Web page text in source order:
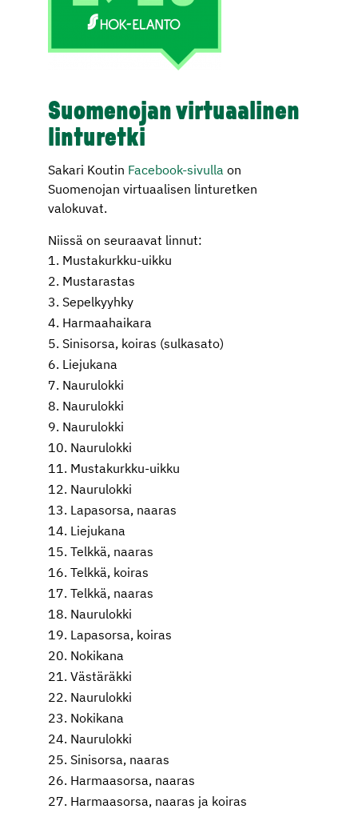
Suomenojan virtuaalinen
linturetki
Sakari Koutin Facebook-sivulla on
Suomenojan virtuaalisen linturetken
valokuvat.
Niissä on seuraavat linnut:
Mustakurkku-uikku
Mustarastas
Sepelkyyhky
Harmaahaikara
Sinisorsa, koiras (sulkasato)
Liejukana
Naurulokki
Naurulokki
Naurulokki
Naurulokki
Mustakurkku-uikku
Naurulokki
Lapasorsa, naaras
Liejukana
Telkkä, naaras
Telkkä, koiras
Telkkä, naaras
Naurulokki
Lapasorsa, koiras
Nokikana
Västäräkki
Naurulokki
Nokikana
Naurulokki
Sinisorsa, naaras
Harmaasorsa, naaras
Harmaasorsa, naaras ja koiras